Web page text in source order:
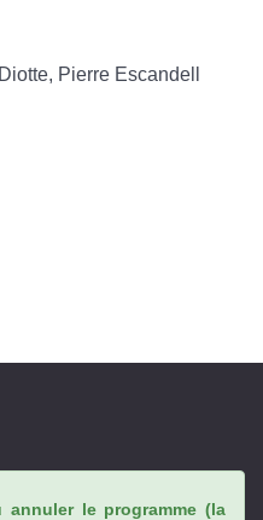
Pierre Escandell
le programme (la